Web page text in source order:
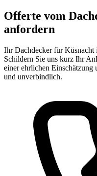
Offerte vom
anfordern
Ihr Dachdecker für Küsnacht
Schildern Sie uns kurz Ihr
einer ehrlichen
und unverbindlich.